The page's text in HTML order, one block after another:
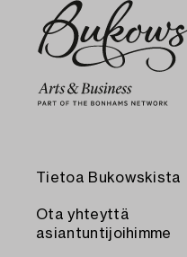
Tietoa Bukowskista
Ota yhteyttä
asiantuntijoihimme